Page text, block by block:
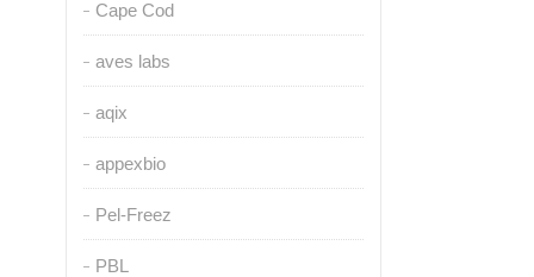
Cape Cod
aves labs
aqix
appexbio
Pel-Freez
PBL